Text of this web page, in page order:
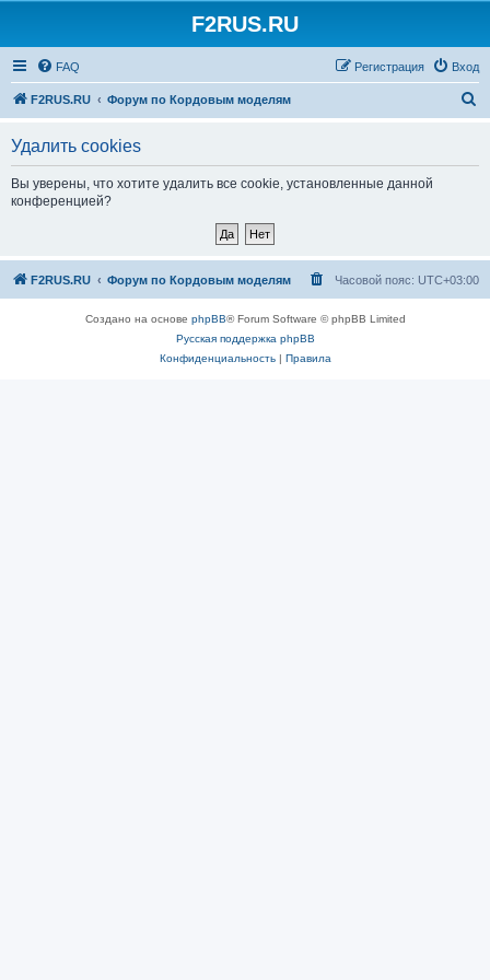
F2RUS.RU
FAQ Вход
Регистрация
F2RUS.RU Форум по Кордовым моделям
Удалить cookies
Вы уверены, что хотите удалить все cookie, установленные данной
конференцией?
F2RUS.RU Форум по Кордовым моделям Часовой пояс: UTC+03:00
Создано на основе phpBB® Forum Software © phpBB Limited
Русская поддержка phpBB
Конфиденциальность| Правила